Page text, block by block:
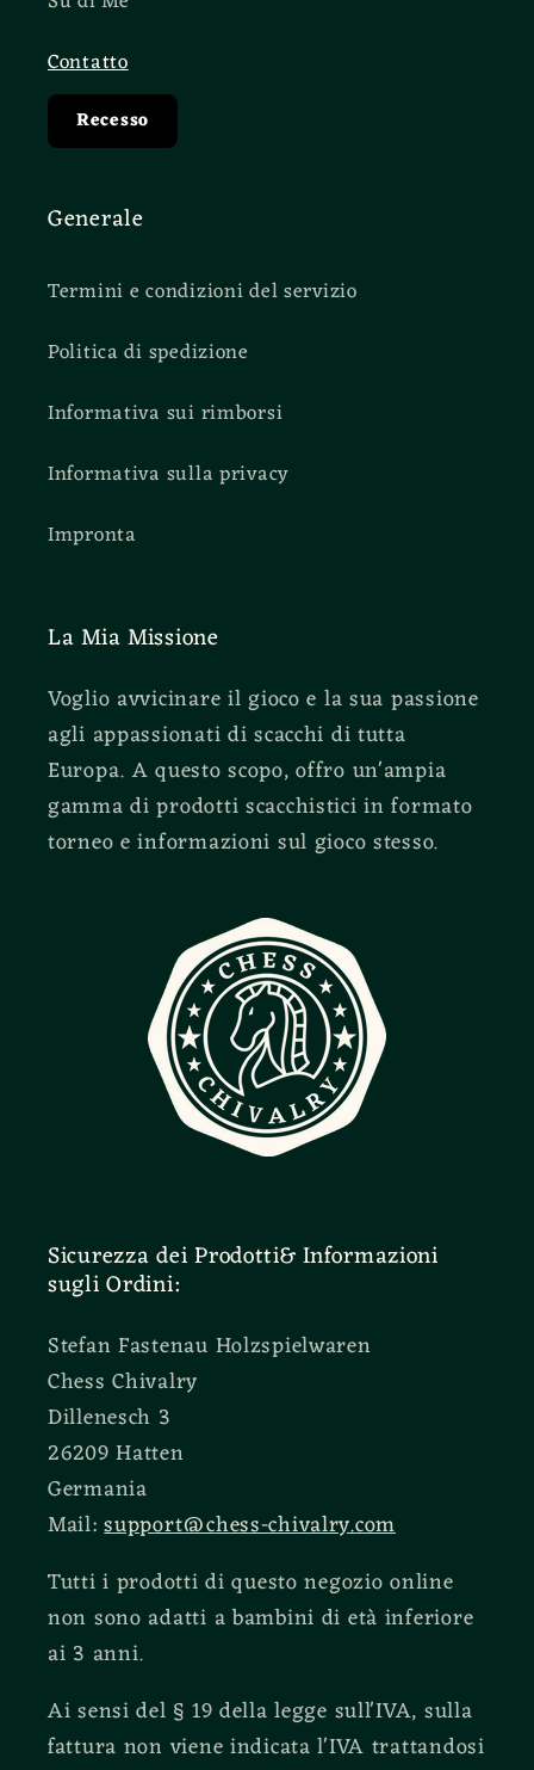
Contatto
Recesso
Generale
Termini e condizioni del servizio
Politica di spedizione
Informativa sui rimborsi
Informativa sulla privacy
Impronta
La Mia Missione
Voglio avvicinare il gioco e la sua passione
agli appassionati di scacchi di tutta
Europa. A questo scopo, offro un'ampia
gamma di prodotti scacchistici in formato
torneo e informazioni sul gioco stesso.
Sicurezza dei Prodotti& Informazioni
sugli Ordini:
Stefan Fastenau Holzspielwaren
Chess Chivalry
Dillenesch 3
26209 Hatten
Germania
Mail:support@chess-chivalry.com
Tutti i prodotti di questo negozio online
non sono adatti a bambini di età inferiore
ai 3 anni.
Ai sensi del § 19 della legge sull'IVA, sulla
fattura non viene indicata l'IVA trattandosi